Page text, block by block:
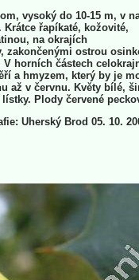
vysoký do 10-15 m, v
řapíkaté, kožovité,
na okrajích
zakončenými ostrou
horních částech
a hmyzem, který by je
až v červnu. Květy bílé,
Plody červené
Uherský Brod 05. 10.